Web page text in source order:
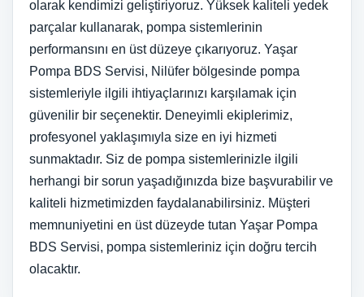
olarak kendimizi geliştiriyoruz. Yüksek kaliteli yedek
parçalar kullanarak, pompa sistemlerinin
performansını en üst düzeye çıkarıyoruz. Yaşar
Pompa BDS Servisi, Nilüfer bölgesinde pompa
sistemleriyle ilgili ihtiyaçlarınızı karşılamak için
güvenilir bir seçenektir. Deneyimli ekiplerimiz,
profesyonel yaklaşımıyla size en iyi hizmeti
sunmaktadır. Siz de pompa sistemlerinizle ilgili
herhangi bir sorun yaşadığınızda bize başvurabilir ve
kaliteli hizmetimizden faydalanabilirsiniz. Müşteri
memnuniyetini en üst düzeyde tutan Yaşar Pompa
BDS Servisi, pompa sistemleriniz için doğru tercih
olacaktır.